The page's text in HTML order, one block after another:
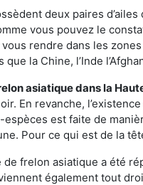
deux paires
vous pouvez le
rendre dans les
la Chine, l’Inde
asiatiquedans la
En revanche,
espèces est faite de
Pour ce qui est de la
frelon asiatique a été
également tout